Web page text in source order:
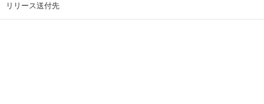
リリース送付先